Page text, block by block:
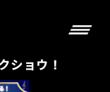
ショウ！